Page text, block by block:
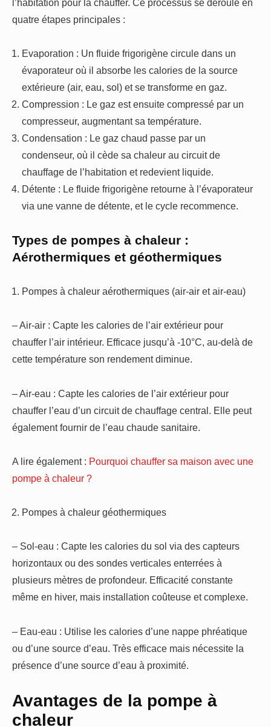
l’habitation pour la chauffer. Ce processus se déroule en
quatre étapes principales :
Evaporation : Un fluide frigorigène circule dans un
évaporateur où il absorbe les calories de la source
extérieure (air, eau, sol) et se transforme en gaz.
Compression : Le gaz est ensuite compressé par un
compresseur, augmentant sa température.
Condensation : Le gaz chaud passe par un
condenseur, où il cède sa chaleur au circuit de
chauffage de l’habitation et redevient liquide.
Détente : Le fluide frigorigène retourne à l’évaporateur
via une vanne de détente, et le cycle recommence.
Types de pompes à chaleur :
Aérothermiques et géothermiques
Pompes à chaleur aérothermiques (air-air et air-eau)
– Air-air : Capte les calories de l’air extérieur pour
chauffer l’air intérieur. Efficace jusqu’à -10°C, au-delà de
cette température son rendement diminue.
– Air-eau : Capte les calories de l’air extérieur pour
chauffer l’eau d’un circuit de chauffage central. Elle peut
également fournir de l’eau chaude sanitaire.
A lire également : Pourquoi chauffer sa maison avec une
pompe à chaleur ?
Pompes à chaleur géothermiques
– Sol-eau : Capte les calories du sol via des capteurs
horizontaux ou des sondes verticales enterrées à
plusieurs mètres de profondeur. Efficacité constante
même en hiver, mais installation coûteuse et complexe.
– Eau-eau : Utilise les calories d’une nappe phréatique
ou d’une source d’eau. Très efficace mais nécessite la
présence d’une source d’eau à proximité.
Avantages de la pompe à
chaleur